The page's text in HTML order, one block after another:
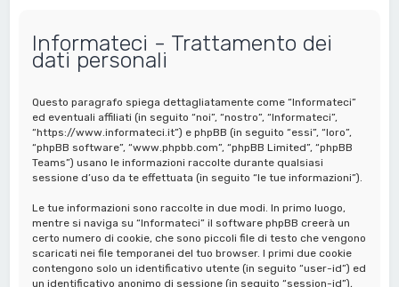
Informateci - Trattamento dei
dati personali
Questo paragrafo spiega dettagliatamente come “Informateci”
ed eventuali affiliati (in seguito “noi”, “nostro”, “Informateci”,
“https://www.informateci.it”) e phpBB (in seguito “essi”, “loro”,
“phpBB software”, “www.phpbb.com”, “phpBB Limited”, “phpBB
Teams”) usano le informazioni raccolte durante qualsiasi
sessione d’uso da te effettuata (in seguito “le tue informazioni”).
Le tue informazioni sono raccolte in due modi. In primo luogo,
mentre si naviga su “Informateci” il software phpBB creerà un
certo numero di cookie, che sono piccoli file di testo che vengono
scaricati nei file temporanei del tuo browser. I primi due cookie
contengono solo un identificativo utente (in seguito “user-id”) ed
un identificativo anonimo di sessione (in seguito “session-id”),